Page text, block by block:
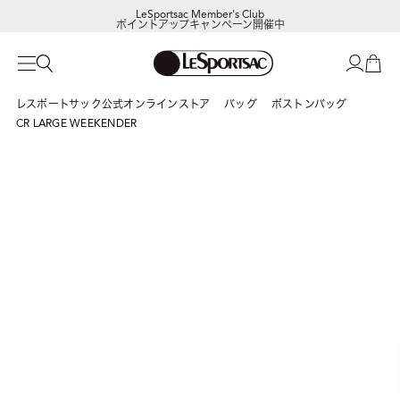
LeSportsac Member's Club
ポイントアップキャンペーン開催中
レスポートサック公式オンラインストア バッグ
ボストンバッグ
CR LARGE WEEKENDER